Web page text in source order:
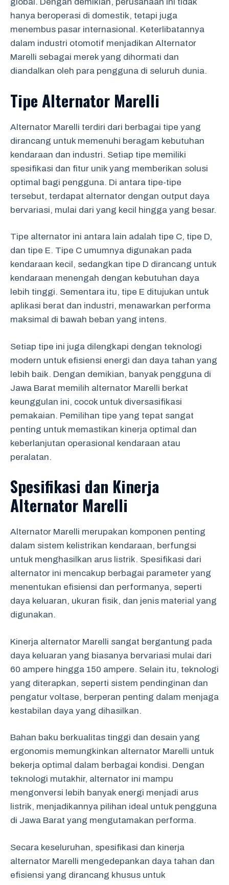
hanya beroperasi di domestik, tetapi juga
menembus pasar internasional. Keterlibatannya
dalam industri otomotif menjadikan Alternator
Marelli sebagai merek yang dihormati dan
diandalkan oleh para pengguna di seluruh dunia.
Tipe Alternator Marelli
Alternator Marelli terdiri dari berbagai tipe yang
dirancang untuk memenuhi beragam kebutuhan
kendaraan dan industri. Setiap tipe memiliki
spesifikasi dan fitur unik yang memberikan solusi
optimal bagi pengguna. Di antara tipe-tipe
tersebut, terdapat alternator dengan output daya
bervariasi, mulai dari yang kecil hingga yang besar.
Tipe alternator ini antara lain adalah tipe C, tipe D,
dan tipe E. Tipe C umumnya digunakan pada
kendaraan kecil, sedangkan tipe D dirancang untuk
kendaraan menengah dengan kebutuhan daya
lebih tinggi. Sementara itu, tipe E ditujukan untuk
aplikasi berat dan industri, menawarkan performa
maksimal di bawah beban yang intens.
Setiap tipe ini juga dilengkapi dengan teknologi
modern untuk efisiensi energi dan daya tahan yang
lebih baik. Dengan demikian, banyak pengguna di
Jawa Barat memilih alternator Marelli berkat
keunggulan ini, cocok untuk diversasifikasi
pemakaian. Pemilihan tipe yang tepat sangat
penting untuk memastikan kinerja optimal dan
keberlanjutan operasional kendaraan atau
peralatan.
Spesifikasi dan Kinerja
Alternator Marelli
Alternator Marelli merupakan komponen penting
dalam sistem kelistrikan kendaraan, berfungsi
untuk menghasilkan arus listrik. Spesifikasi dari
alternator ini mencakup berbagai parameter yang
menentukan efisiensi dan performanya, seperti
daya keluaran, ukuran fisik, dan jenis material yang
digunakan.
Kinerja alternator Marelli sangat bergantung pada
daya keluaran yang biasanya bervariasi mulai dari
60 ampere hingga 150 ampere. Selain itu, teknologi
yang diterapkan, seperti sistem pendinginan dan
pengatur voltase, berperan penting dalam menjaga
kestabilan daya yang dihasilkan.
Bahan baku berkualitas tinggi dan desain yang
ergonomis memungkinkan alternator Marelli untuk
bekerja optimal dalam berbagai kondisi. Dengan
teknologi mutakhir, alternator ini mampu
mengonversi lebih banyak energi menjadi arus
listrik, menjadikannya pilihan ideal untuk pengguna
di Jawa Barat yang mengutamakan performa.
Secara keseluruhan, spesifikasi dan kinerja
alternator Marelli mengedepankan daya tahan dan
efisiensi yang dirancang khusus untuk